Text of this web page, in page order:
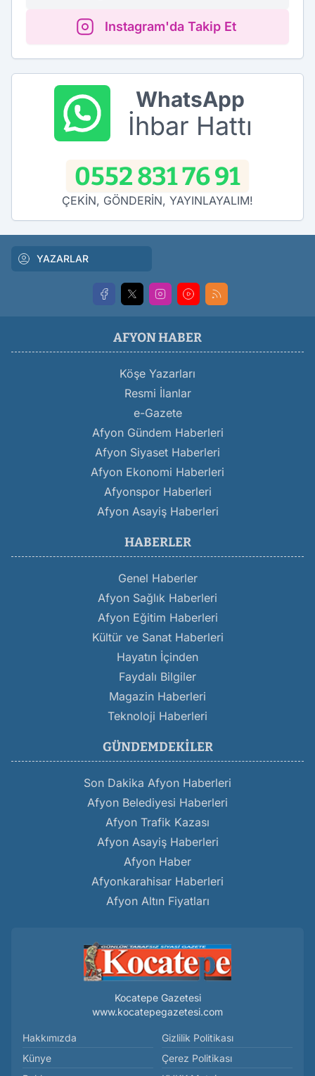
Instagram'da Takip Et
WhatsApp
İhbar Hattı
0552 831 76 91
ÇEKİN, GÖNDERİN, YAYINLAYALIM!
YAZARLAR
AFYON HABER
Köşe Yazarları
Resmi İlanlar
e-Gazete
Afyon Gündem Haberleri
Afyon Siyaset Haberleri
Afyon Ekonomi Haberleri
Afyonspor Haberleri
Afyon Asayiş Haberleri
HABERLER
Genel Haberler
Afyon Sağlık Haberleri
Afyon Eğitim Haberleri
Kültür ve Sanat Haberleri
Hayatın İçinden
Faydalı Bilgiler
Magazin Haberleri
Teknoloji Haberleri
GÜNDEMDEKILER
Son Dakika Afyon Haberleri
Afyon Belediyesi Haberleri
Afyon Trafik Kazası
Afyon Asayiş Haberleri
Afyon Haber
Afyonkarahisar Haberleri
Afyon Altın Fiyatları
Kocatepe Gazetesi
www.kocatepegazetesi.com
Hakkımızda
Künye
Gizlilik Politikası
Çerez Politikası